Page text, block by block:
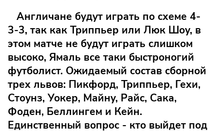
Англичане будут играть по схеме 4-
3-3, так как Триппьер или Люк Шоу, в
этом матче не будут играть слишком
высоко, Ямаль все таки быстроногий
футболист. Ожидаемый состав сборной
трех львов: Пикфорд, Триппьер, Гехи,
Стоунз, Уокер, Майну, Райс, Сака,
Фоден, Беллингем и Кейн.
Единственный вопрос - кто выйдет под